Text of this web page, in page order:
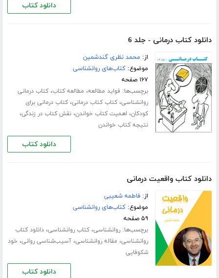
دانلود کتاب
دانلود کتاب درمانی - جلد 6
از: محمد نظری گندشمین
موضوع:کتاب‌های روانشناسی
۱۶۷ صفحه
برچسب‌ها: فواید مطالعه، مطالعه کتاب،کتاب درمانی
روانشناسی،کتاب کتاب درمانی،کتاب درمانی برای
کودکان، اهمیت کتاب خواندن،نقش کتاب در زندگی،
نتیجه کتاب خواندن
دانلود کتاب
دانلود کتاب واقعیت درمانی
از:فاطمه شعیبی
موضوع:کتاب‌های روانشناسی
۵۹ صفحه
برچسب‌ها:روانشناسی،کتاب روانشناسی،دانلود کتاب
روانشناسی، مقاله روانشناسی،آسیب‌شناسی روانی، خود
شکوفایی
دانلود کتاب